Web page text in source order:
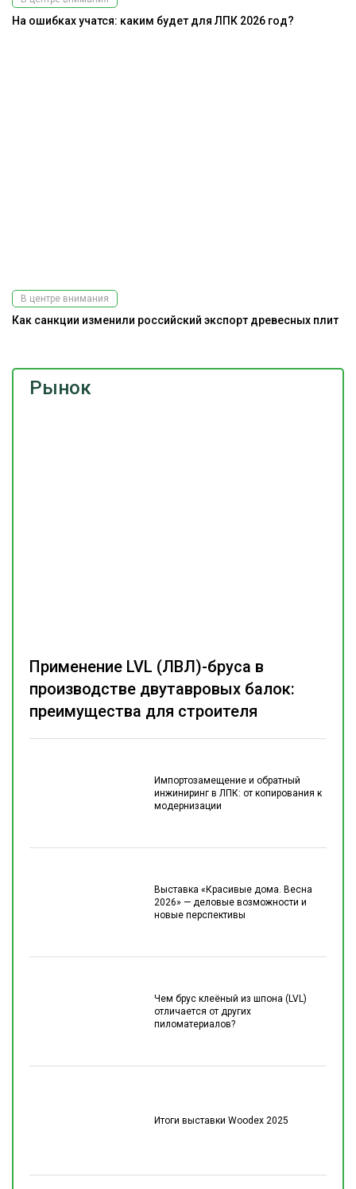
Рынок
Импортозамещение и обратный
инжиниринг в ЛПК: от копирования к
модернизации
Выставка «Красивые дома. Весна
2026» — деловые возможности и
новые перспективы
Чем брус клеёный из шпона (LVL)
отличается от других
пиломатериалов?
Итоги выставки Woodex 2025
Применение LVL (ЛВЛ)-бруса в
производстве двутавровых балок:
преимущества для строителя
На ошибках учатся: каким будет для ЛПК 2026 год?
В центре внимания
Как санкции изменили российский экспорт древесных плит